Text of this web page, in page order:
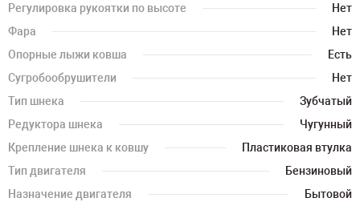
Регулировка рукоятки по высоте
Нет
Фара
Нет
Опорные лыжи ковша
Есть
Сугробообрушители
Нет
Тип шнека
Зубчатый
Редуктора шнека
Чугунный
Крепление шнека к ковшу
Пластиковая втулка
Тип двигателя
Бензиновый
Назначение двигателя
Бытовой